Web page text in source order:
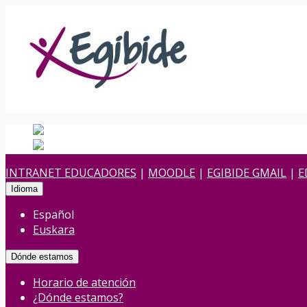
INTRANET EDUCADORES | MOODLE | EGIBIDE GMAIL |
Idioma
Español
Euskara
Dónde estamos
Horario de atención
¿Dónde estamos?